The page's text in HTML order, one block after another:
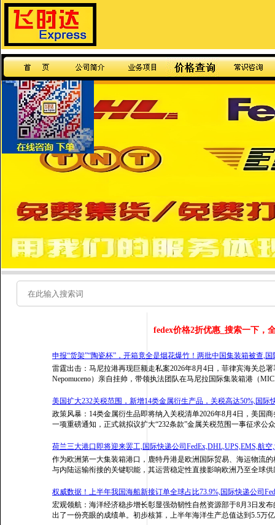
fedex价格2折优惠_搜索一下，
申报“货架”“陶瓷杯”，开箱竟全是烟花爆竹！两批中国集装箱被查,
雷霆出击：马尼拉港再现巨额走私案2026年8月4日，菲律宾海关总
Nepomuceno）亲自挂帅，带领执法团队在马尼拉国际集装箱港（
美国扩大232关税范围，新增14类金属衍生产品，关税高达50%,国际
政策风暴：14类金属衍生品即将纳入关税清单2026年8月4日，美国
一项重磅通知，正式就拟议扩大“232条款”金属关税范围一事征求公
荷兰三大港口即将迎来罢工,国际快递公司FedEx,DHL,UPS,EMS,航空
作为欧洲第一大集装箱港口，鹿特丹港是欧洲国际贸易、海运物流
与内陆运输衔接的关键职能，其运营稳定性直接影响欧洲乃至全球
权威数据！上半年我国海船新接订单全球占比73.9%,国际快递公司
宏观领航：海洋经济稳步增长彰显强劲韧性自然资源部于8月3日发
出了一份亮眼的成绩单。初步核算，上半年海洋生产总值达到5.5万